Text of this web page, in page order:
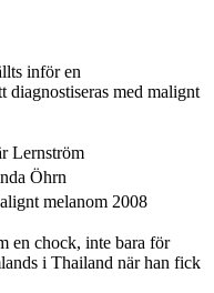
inför en
diagnostiseras med malignt
Lernström
Öhrn
melanom 2008
en chock, inte bara för
i Thailand när han fick